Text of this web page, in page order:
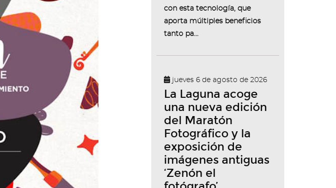
con esta tecnología, que
aporta múltiples beneficios
tanto pa...
jueves 6 de agosto de 2026
La Laguna acoge
una nueva edición
del Maratón
Fotográfico y la
exposición de
imágenes antiguas
‘Zenón el